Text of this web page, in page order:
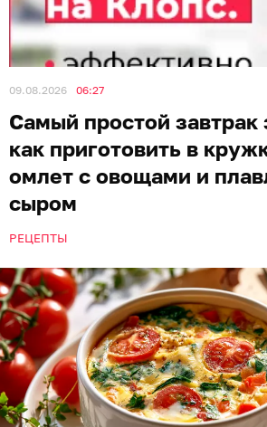
09.08.2026 06:27
Самый простой завтрак
как приготовить в
омлет с овощами и
сыром
РЕЦЕПТЫ